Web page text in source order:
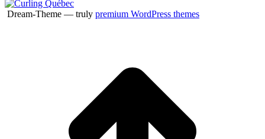
Dream-Theme — truly premium WordPress themes